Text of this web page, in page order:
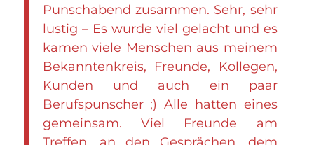
Punschabend zusammen. Sehr, sehr
lustig – Es wurde viel gelacht und es
kamen viele Menschen aus meinem
Bekanntenkreis, Freunde, Kollegen,
Kunden und auch ein paar
Berufspunscher ;) Alle hatten eines
gemeinsam. Viel Freunde am